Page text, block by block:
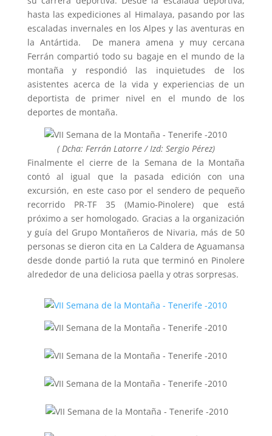
hasta las expediciones al Himalaya, pasando por las
escaladas invernales en los Alpes y las aventuras en
la Antártida. De manera amena y muy cercana
Ferrán compartió todo su bagaje en el mundo de la
montaña y respondió las inquietudes de los
asistentes acerca de la vida y experiencias de un
deportista de primer nivel en el mundo de los
deportes de montaña.
( Dcha: Ferrán Latorre / Izd: Sergio Pérez)
Finalmente el cierre de la Semana de la Montaña
contó al igual que la pasada edición con una
excursión, en este caso por el sendero de pequeño
recorrido PR-TF 35 (Mamio-Pinolere) que está
próximo a ser homologado. Gracias a la organización
y guía del Grupo Montañeros de Nivaria, más de 50
personas se dieron cita en La Caldera de Aguamansa
desde donde partió la ruta que terminó en Pinolere
alrededor de una deliciosa paella y otras sorpresas.